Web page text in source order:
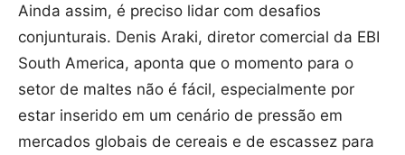
Ainda assim, é preciso lidar com desafios
conjunturais. Denis Araki, diretor comercial da EBI
South America, aponta que o momento para o
setor de maltes não é fácil, especialmente por
estar inserido em um cenário de pressão em
mercados globais de cereais e de escassez para